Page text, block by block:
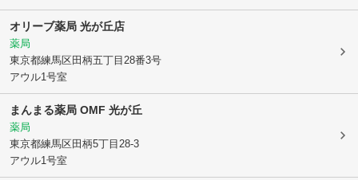
オリーブ薬局 光が丘店
薬局
東京都練馬区田柄五丁目28番3号
アウル1号室
まんまる薬局 OMF 光が丘
薬局
東京都練馬区田柄5丁目28-3
アウル1号室